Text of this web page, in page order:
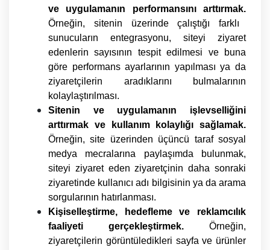
ve uygulamanın performansını arttırmak.
Örneğin, sitenin üzerinde çalıştığı farklı
sunucuların entegrasyonu, siteyi ziyaret
edenlerin sayısının tespit edilmesi ve buna
göre performans ayarlarının yapılması ya da
ziyaretçilerin aradıklarını bulmalarının
kolaylaştırılması.
Sitenin ve uygulamanın işlevselliğini
arttırmak ve kullanım kolaylığı sağlamak.
Örneğin, site üzerinden üçüncü taraf sosyal
medya mecralarına paylaşımda bulunmak,
siteyi ziyaret eden ziyaretçinin daha sonraki
ziyaretinde kullanıcı adı bilgisinin ya da arama
sorgularının hatırlanması.
Kişiselleştirme, hedefleme ve reklamcılık
faaliyeti gerçekleştirmek. Örneğin,
ziyaretçilerin görüntüledikleri sayfa ve ürünler